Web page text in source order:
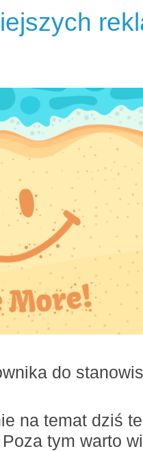
do
na temat dziś
tym warto